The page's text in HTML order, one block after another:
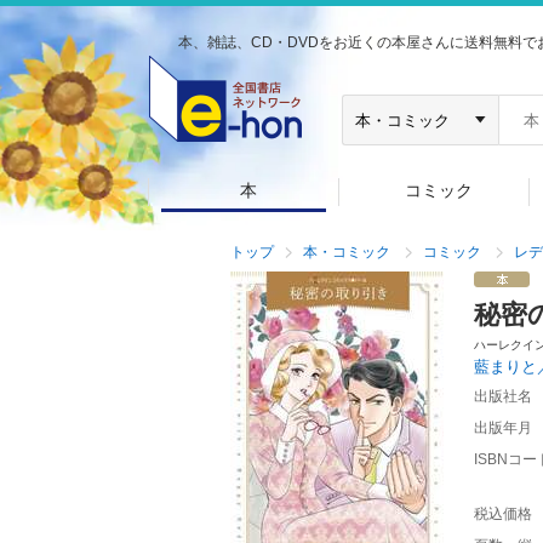
本、雑誌、CD・DVDをお近くの本屋さんに送料無料で
本 コミック
トップ 本・コミック コミック レ
秘密
ハーレクイ
藍まり
出版社名
出版年月
ISBNコー
税込価格